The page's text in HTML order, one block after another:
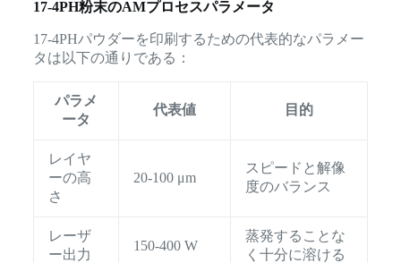
17-4PH粉末のAMプロセスパラメータ
17-4PHパウダーを印刷するための代表的なパラメー
タは以下の通りである：
パラメ
ータ
代表値 目的
レイヤ
ーの高
さ
20-100 μm
スピードと解像
度のバランス
レーザ
ー出力
150-400 W
蒸発することな
く十分に溶ける